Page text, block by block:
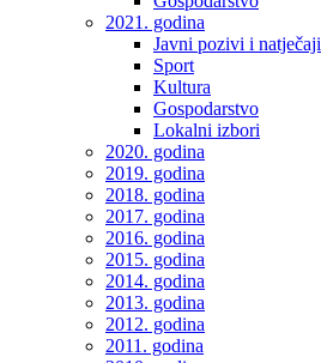
2021. godina
Javni pozivi i natječaji
Sport
Kultura
Gospodarstvo
Lokalni izbori
2020. godina
2019. godina
2018. godina
2017. godina
2016. godina
2015. godina
2014. godina
2013. godina
2012. godina
2011. godina